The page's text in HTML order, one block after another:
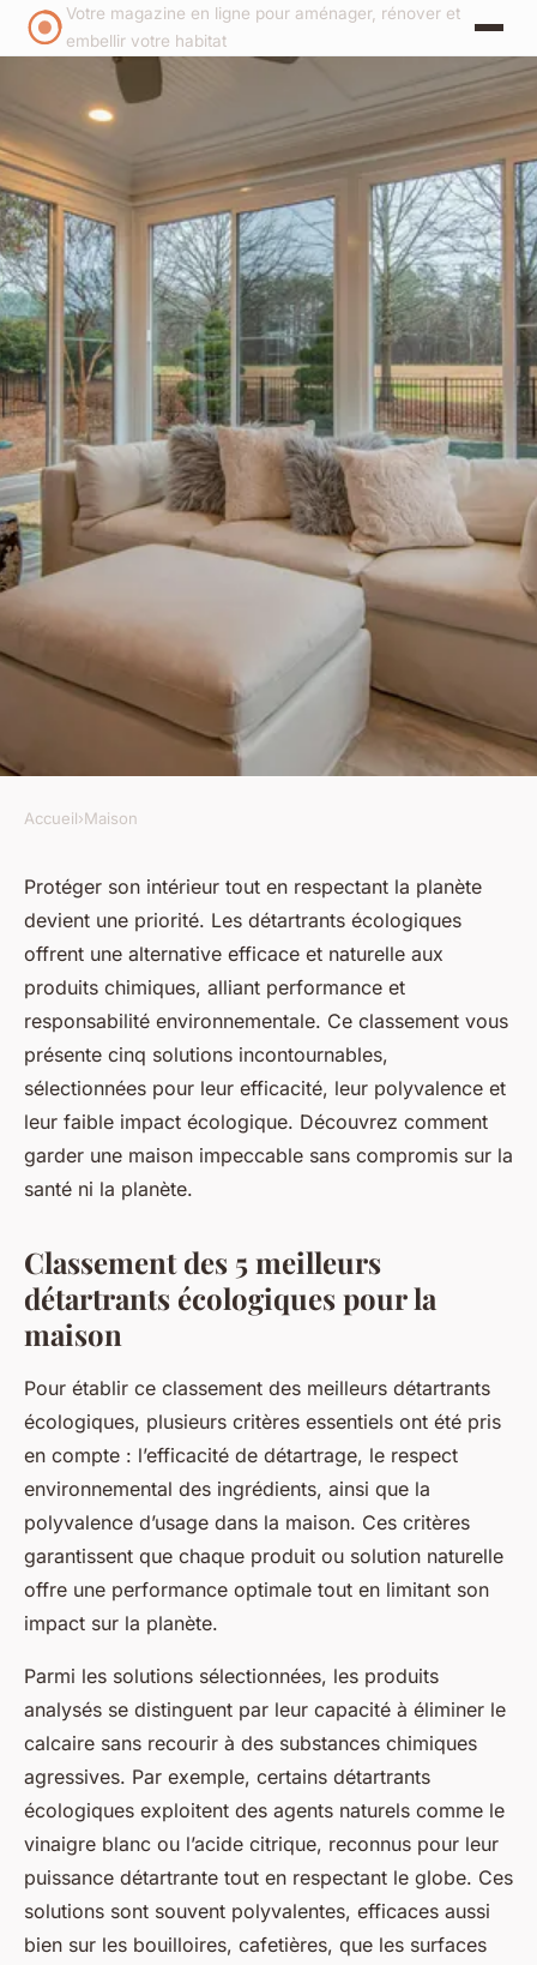
Votre magazine en ligne pour aménager, rénover et
embellir votre habitat
Top 5 des détartrants
écologiques pour une maison
impeccable
luc•9 octobre 2025•6 min de lecture
Accueil›Maison
Protéger son intérieur tout en respectant la planète
devient une priorité. Les détartrants écologiques
offrent une alternative efficace et naturelle aux
produits chimiques, alliant performance et
responsabilité environnementale. Ce classement vous
présente cinq solutions incontournables,
sélectionnées pour leur efficacité, leur polyvalence et
leur faible impact écologique. Découvrez comment
garder une maison impeccable sans compromis sur la
santé ni la planète.
Classement des 5 meilleurs
détartrants écologiques pour la
maison
Pour établir ce classement des meilleurs détartrants
écologiques, plusieurs critères essentiels ont été pris
en compte : l’efficacité de détartrage, le respect
environnemental des ingrédients, ainsi que la
polyvalence d’usage dans la maison. Ces critères
garantissent que chaque produit ou solution naturelle
offre une performance optimale tout en limitant son
impact sur la planète.
Parmi les solutions sélectionnées, les produits
analysés se distinguent par leur capacité à éliminer le
calcaire sans recourir à des substances chimiques
agressives. Par exemple, certains détartrants
écologiques exploitent des agents naturels comme le
vinaigre blanc ou l’acide citrique, reconnus pour leur
puissance détartrante tout en respectant le globe. Ces
solutions sont souvent polyvalentes, efficaces aussi
bien sur les bouilloires, cafetières, que les surfaces